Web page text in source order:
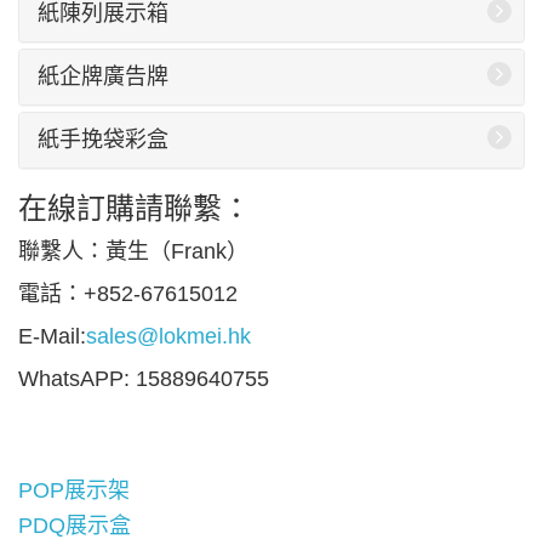
紙陳列展示箱
紙企牌廣告牌
紙手挽袋彩盒
在線訂購請聯繫：
聯繫人：黃生（Frank）
電話：+852-67615012
E-Mail:sales@lokmei.hk
WhatsAPP: 15889640755
POP展示架
PDQ展示盒